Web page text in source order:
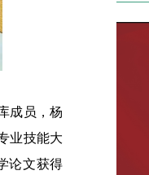
成员，杨
业技能大
论文获得